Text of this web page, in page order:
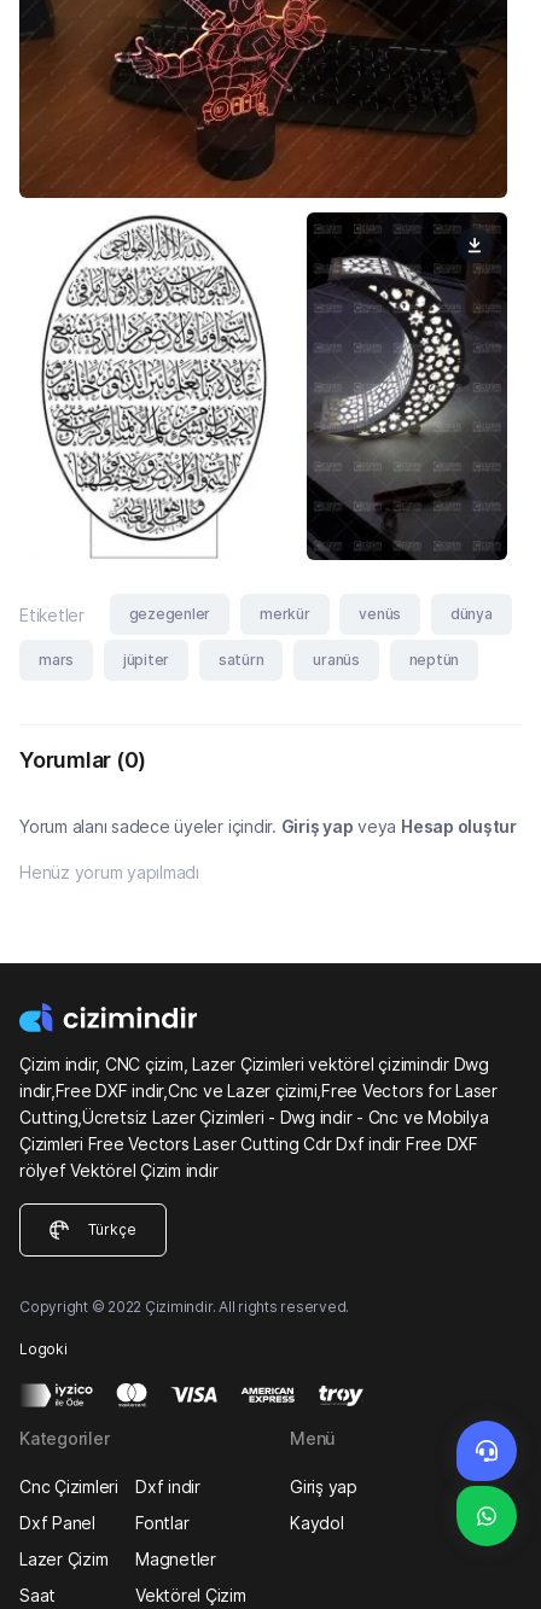
Etiketler gezegenler merkür venüs dünya
mars jüpiter satürn uranüs neptün
Yorumlar (0)
Yorum alanı sadece üyeler içindir. Giriş yap veya Hesap oluştur
Henüz yorum yapılmadı
Çizim indir, CNC çizim, Lazer Çizimleri vektörel çizimindir Dwg
indir,Free DXF indir,Cnc ve Lazer çizimi,Free Vectors for Laser
Cutting,Ücretsiz Lazer Çizimleri - Dwg indir - Cnc ve Mobilya
Çizimleri Free Vectors Laser Cutting Cdr Dxf indir Free DXF
rölyef Vektörel Çizim indir
Türkçe
Copyright © 2022 Çizimindir. All rights reserved.
Logoki
Kategoriler
Cnc Çizimleri
Dxf indir
Dxf Panel
Fontlar
Lazer Çizim
Magnetler
Saat
Vektörel Çizim
Menü
Giriş yap
Kaydol